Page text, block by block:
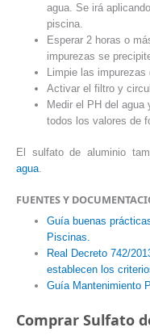
agua. Se irá
piscina.
Esperar 2 horas o
impurezas se
Limpie las impurezas
Activar el filtro y
Medir el PH del
todos los valores de
El sulfato de aluminio
agua
FUENTES Y
Guía buenas
Piscinas.
Real Decreto 742/
establecen los
Guía Mantenimiento
Comprar Sulfato